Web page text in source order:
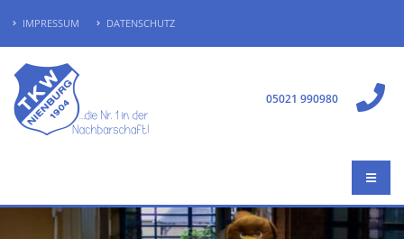
IMPRESSUM DATENSCHUTZ
05021 990980